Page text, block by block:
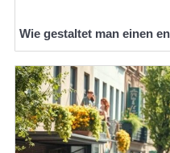
Wie gestaltet man einen